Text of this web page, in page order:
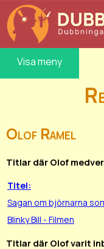
Visa meny
Olof Ramel
Titlar där Olof
Titel:
Sagan om björnarna
Blinky Bill - Filmen
Titlar där Olof varit